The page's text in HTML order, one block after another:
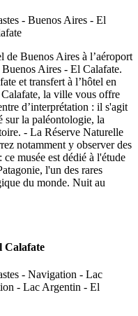
de Buenos Aires à l’aéroport
Aires - El Calafate.
et transfert à l’hôtel en
la ville vous offre
d’interprétation : il s'agit
sur la paléontologie, la
- La Réserve Naturelle
notamment y observer des
musée est dédié à l'étude
l'un des rares
du monde. Nuit au
Calafate